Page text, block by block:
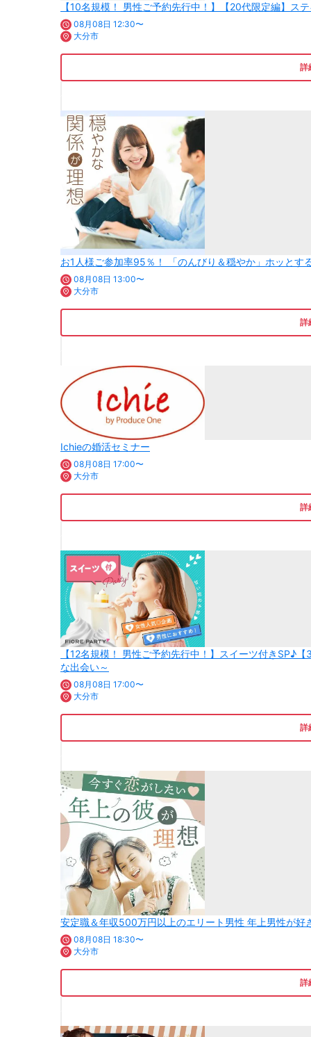
【10名規模！ 男性ご予約先行中！】【20代限定編】ス
08月08日 12:30〜
大分市
詳
お1人様ご参加率95％！ 「のんびり＆穏やか」ホッとす
08月08日 13:00〜
大分市
詳
Ichieの婚活セミナー
08月08日 17:00〜
大分市
詳
【12名規模！ 男性ご予約先行中！】スイーツ付きSP♪
な出会い～
08月08日 17:00〜
大分市
詳
安定職＆年収500万円以上のエリート男性 年上男性が好
08月08日 18:30〜
大分市
詳